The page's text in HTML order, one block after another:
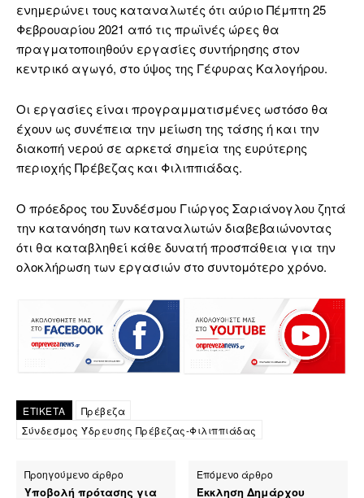
ενημερώνει τους καταναλωτές ότι αύριο Πέμπτη 25
Φεβρουαρίου 2021 από τις πρωϊνές ώρες θα
πραγματοποιηθούν εργασίες συντήρησης στον
κεντρικό αγωγό, στο ύψος της Γέφυρας Καλογήρου.
Οι εργασίες είναι προγραμματισμένες ωστόσο θα
έχουν ως συνέπεια την μείωση της τάσης ή και την
διακοπή νερού σε αρκετά σημεία της ευρύτερης
περιοχής Πρέβεζας και Φιλιππιάδας.
Ο πρόεδρος του Συνδέσμου Γιώργος Σαριάνογλου ζητά
την κατανόηση των καταναλωτών διαβεβαιώνοντας
ότι θα καταβληθεί κάθε δυνατή προσπάθεια για την
ολοκλήρωση των εργασιών στο συντομότερο χρόνο.
ΕΤΙΚΕΤΑ
Πρέβεζα
Σύνδεσμος Ύδρευσης Πρέβεζας-Φιλιππιάδας
Προηγούμενο άρθρο
Υποβολή πρότασης για
Επόμενο άρθρο
Έκκληση Δημάρχου